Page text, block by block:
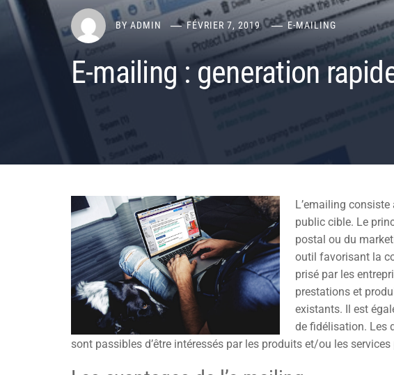
BY ADMIN FÉVRIER 7, 2019 E-MAILING
E-mailing : generation
L’emailing
public cible. Le
postal ou du
outil favorisant la
prisé par les
prestations et
existants. Il est
de fidélisation. Les
sont passibles d’être intéressés par les produits et/ou les